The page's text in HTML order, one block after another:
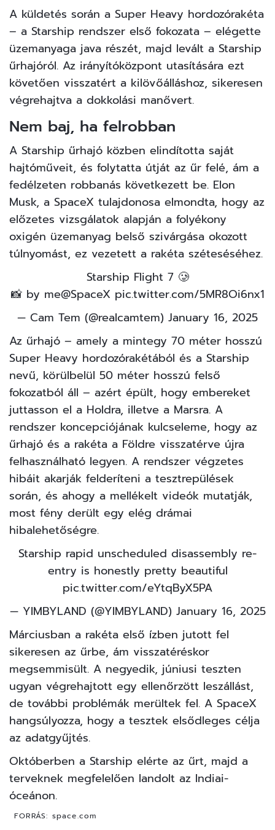
A küldetés során a Super Heavy hordozórakéta
– a Starship rendszer első fokozata – elégette
üzemanyaga java részét, majd levált a Starship
űrhajóról. Az irányítóközpont utasítására ezt
követően visszatért a kilövőálláshoz, sikeresen
végrehajtva a dokkolási manővert.
Nem baj, ha felrobban
A Starship űrhajó közben elindította saját
hajtóműveit, és folytatta útját az űr felé, ám a
fedélzeten robbanás következett be. Elon
Musk, a SpaceX tulajdonosa elmondta, hogy az
előzetes vizsgálatok alapján a folyékony
oxigén üzemanyag belső szivárgása okozott
túlnyomást, ez vezetett a rakéta széteséséhez.
Starship Flight 7 🥲
📸 by me@SpaceX pic.twitter.com/5MR8Oi6nx1
— Cam Tem (@realcamtem) January 16, 2025
Az űrhajó – amely a mintegy 70 méter hosszú
Super Heavy hordozórakétából és a Starship
nevű, körülbelül 50 méter hosszú felső
fokozatból áll – azért épült, hogy embereket
juttasson el a Holdra, illetve a Marsra. A
rendszer koncepciójának kulcseleme, hogy az
űrhajó és a rakéta a Földre visszatérve újra
felhasználható legyen. A rendszer végzetes
hibáit akarják felderíteni a tesztrepülések
során, és ahogy a mellékelt videók mutatják,
most fény derült egy elég drámai
hibalehetőségre.
Starship rapid unscheduled disassembly re-
entry is honestly pretty beautiful
pic.twitter.com/eYtqByX5PA
— YIMBYLAND (@YIMBYLAND) January 16, 2025
Márciusban a rakéta első ízben jutott fel
sikeresen az űrbe, ám visszatéréskor
megsemmisült. A negyedik, júniusi teszten
ugyan végrehajtott egy ellenőrzött leszállást,
de további problémák merültek fel. A SpaceX
hangsúlyozza, hogy a tesztek elsődleges célja
az adatgyűjtés.
Októberben a Starship elérte az űrt, majd a
terveknek megfelelően landolt az Indiai-
óceánon.
FORRÁS: space.com